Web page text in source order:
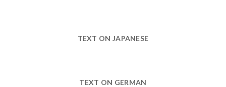
TEXT ON JAPANESE
TEXT ON GERMAN